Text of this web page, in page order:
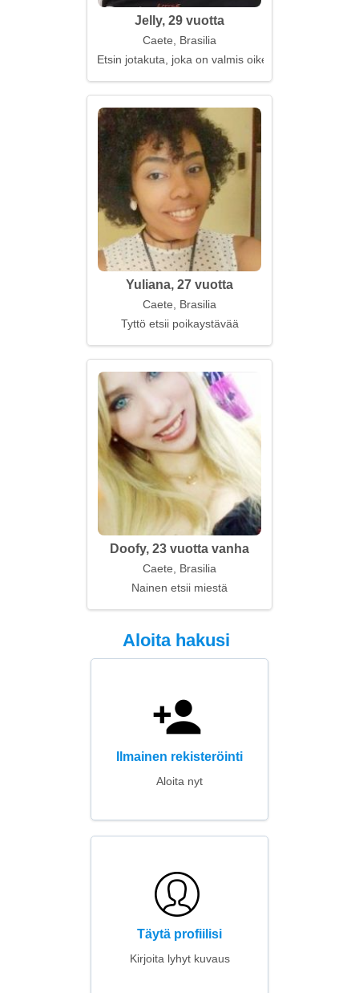
Jelly, 29 vuotta
Caete, Brasilia
Etsin jotakuta, joka on valmis oikeasti ilman
Yuliana, 27 vuotta
Caete, Brasilia
Tyttö etsii poikaystävää
Doofy, 23 vuotta vanha
Caete, Brasilia
Nainen etsii miestä
Aloita hakusi
Ilmainen rekisteröinti
Aloita nyt
Täytä profiilisi
Kirjoita lyhyt kuvaus